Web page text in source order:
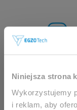
Niniejsza strona
Wykorzystujemy
i reklam, aby
Ta